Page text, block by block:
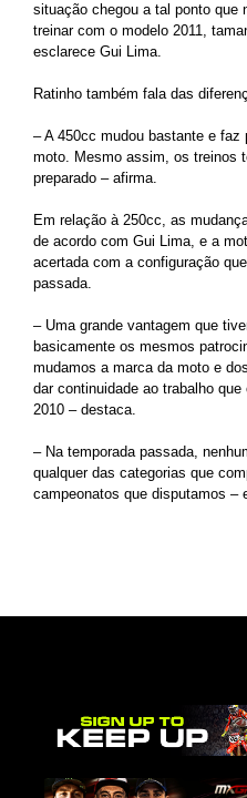
situação chegou a tal ponto que
treinar com o modelo 2011,
esclarece Gui Lima.
Ratinho também fala das
– A 450cc mudou bastante e
moto. Mesmo assim, os treinos
preparado – afirma.
Em relação à 250cc, as
de acordo com Gui Lima, e a
acertada com a configuração
passada.
– Uma grande vantagem que
basicamente os mesmos
mudamos a marca da moto e
dar continuidade ao trabalho
2010 – destaca.
– Na temporada passada,
qualquer das categorias que
campeonatos que disputamos –